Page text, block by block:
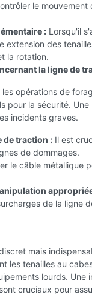
le mouvement
: Lorsqu'il
extension des
la rotation.
la ligne de
opérations de
pour la sécurité.
incidents graves.
de traction : Il est
de dommages.
le câble métallique
de la ligne
mais
les tenailles au
lourds. Une
cruciaux pour